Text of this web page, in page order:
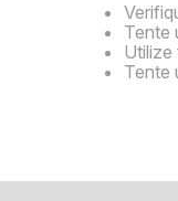
Tente
Utilize
Tente